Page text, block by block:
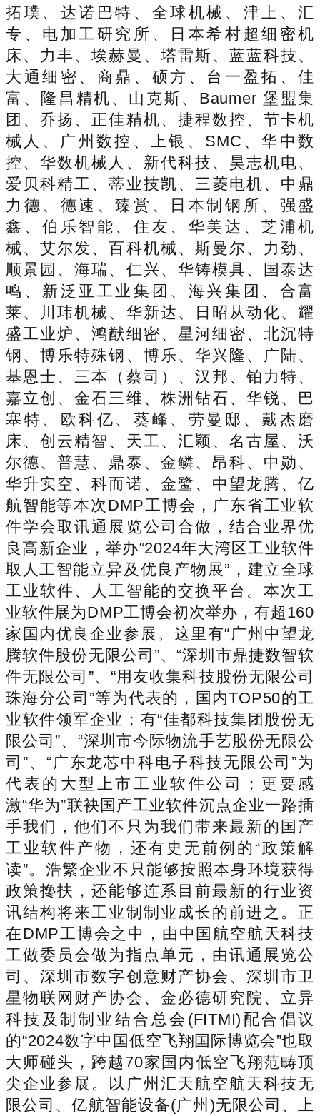
拓璞、达诺巴特、全球机械、津上、汇
专、电加工研究所、日本希村超细密机
床、力丰、埃赫曼、塔雷斯、蓝蓝科技、
大通细密、商鼎、硕方、台一盈拓、佳
富、隆昌精机、山克斯、Baumer 堡盟集
团、乔扬、正佳精机、捷程数控、节卡机
械人、广州数控、上银、SMC、华中数
控、华数机械人、新代科技、昊志机电、
爱贝科精工、蒂业技凯、三菱电机、中鼎
力德、德速、臻赏、日本制钢所、强盛
鑫、伯乐智能、住友、华美达、芝浦机
械、艾尔发、百科机械、斯曼尔、力劲、
顺景园、海瑞、仁兴、华铸模具、国泰达
鸣、新泛亚工业集团、海兴集团、合富
莱、川玮机械、华新达、日昭从动化、耀
盛工业炉、鸿猷细密、星河细密、北沉特
钢、博乐特殊钢、博乐、华兴隆、广陆、
基恩士、三本（蔡司）、汉邦、铂力特、
嘉立创、金石三维、株洲钻石、华锐、巴
塞特、欧科亿、葵峰、劳曼邸、戴杰磨
床、创云精智、天工、汇颖、名古屋、沃
尔德、普慧、鼎泰、金鳞、昂科、中勋、
华升实空、科而诺、金鹭、中望龙腾、亿
航智能等本次DMP工博会，广东省工业软
件学会取讯通展览公司合做，结合业界优
良高新企业，举办“2024年大湾区工业软件
取人工智能立异及优良产物展”，建立全球
工业软件、人工智能的交换平台。本次工
业软件展为DMP工博会初次举办，有超160
家国内优良企业参展。这里有“广州中望龙
腾软件股份无限公司”、“深圳市鼎捷数智软
件无限公司”、“用友收集科技股份无限公司
珠海分公司”等为代表的，国内TOP50的工
业软件领军企业；有“佳都科技集团股份无
限公司”、“深圳市今际物流手艺股份无限公
司”、“广东龙芯中科电子科技无限公司”为
代表的大型上市工业软件公司；更要感
激“华为”联袂国产工业软件沉点企业一路插
手我们，他们不只为我们带来最新的国产
工业软件产物，还有史无前例的“政策解
读”。浩繁企业不只能够按照本身环境获得
政策搀扶，还能够连系目前最新的行业资
讯结构将来工业制制业成长的前进之。正
在DMP工博会之中，由中国航空航天科技
工做委员会做为指点单元，由讯通展览公
司、深圳市数字创意财产协会、深圳市卫
星物联网财产协会、金必德研究院、立异
科技及制制业结合总会(FITMI)配合倡议
的“2024数字中国低空飞翔国际博览会”也取
大师碰头，跨越70家国内低空飞翔范畴顶
尖企业参展。以广州汇天航空航天科技无
限公司、亿航智能设备(广州)无限公司、上